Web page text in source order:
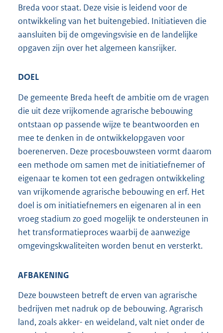
Breda voor staat. Deze visie is leidend voor de
ontwikkeling van het buitengebied. Initiatieven die
aansluiten bij de omgevingsvisie en de landelijke
opgaven zijn over het algemeen kansrijker.
DOEL
De gemeente Breda heeft de ambitie om de vragen
die uit deze vrijkomende agrarische bebouwing
ontstaan op passende wijze te beantwoorden en
mee te denken in de ontwikkelopgaven voor
boerenerven. Deze procesbouwsteen vormt daarom
een methode om samen met de initiatiefnemer of
eigenaar te komen tot een gedragen ontwikkeling
van vrijkomende agrarische bebouwing en erf. Het
doel is om initiatiefnemers en eigenaren al in een
vroeg stadium zo goed mogelijk te ondersteunen in
het transformatieproces waarbij de aanwezige
omgevingskwaliteiten worden benut en versterkt.
AFBAKENING
Deze bouwsteen betreft de erven van agrarische
bedrijven met nadruk op de bebouwing. Agrarisch
land, zoals akker- en weideland, valt niet onder de